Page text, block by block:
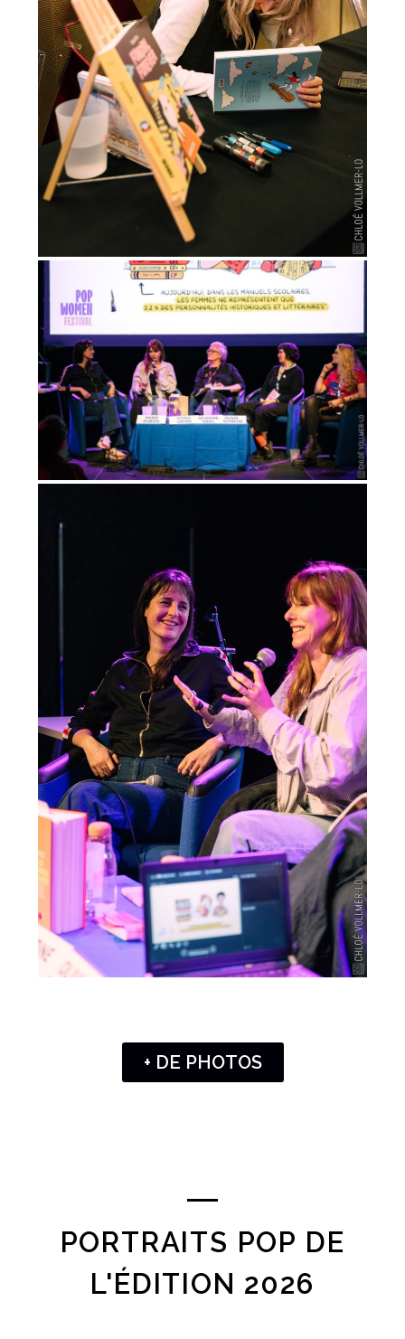
+ DE PHOTOS
PORTRAITS POP DE
L'ÉDITION 2026